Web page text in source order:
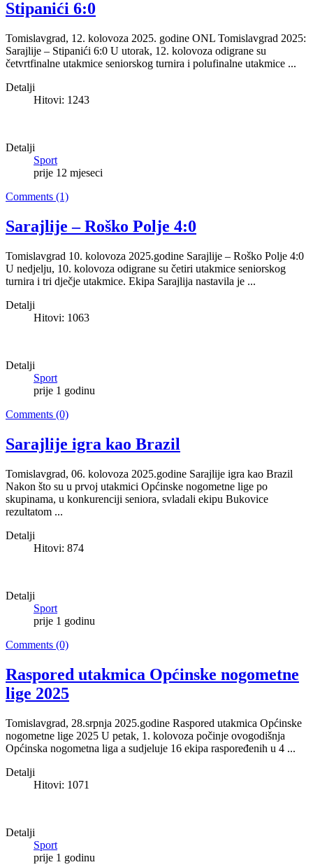
Stipanići 6:0
Tomislavgrad, 12. kolovoza 2025. godine ONL Tomislavgrad 2025:
Sarajlije – Stipanići 6:0 U utorak, 12. kolovoza odigrane su
četvrtfinalne utakmice seniorskog turnira i polufinalne utakmice ...
Detalji
Hitovi: 1243
Detalji
Sport
prije 12 mjeseci
Comments (1)
Sarajlije – Roško Polje 4:0
Tomislavgrad 10. kolovoza 2025.godine Sarajlije – Roško Polje 4:0
U nedjelju, 10. kolovoza odigrane su četiri utakmice seniorskog
turnira i tri dječje utakmice. Ekipa Sarajlija nastavila je ...
Detalji
Hitovi: 1063
Detalji
Sport
prije 1 godinu
Comments (0)
Sarajlije igra kao Brazil
Tomislavgrad, 06. kolovoza 2025.godine Sarajlije igra kao Brazil
Nakon što su u prvoj utakmici Općinske nogometne lige po
skupinama, u konkurenciji seniora, svladali ekipu Bukovice
rezultatom ...
Detalji
Hitovi: 874
Detalji
Sport
prije 1 godinu
Comments (0)
Raspored utakmica Općinske nogometne
lige 2025
Tomislavgrad, 28.srpnja 2025.godine Raspored utakmica Općinske
nogometne lige 2025 U petak, 1. kolovoza počinje ovogodišnja
Općinska nogometna liga a sudjeluje 16 ekipa raspoređenih u 4 ...
Detalji
Hitovi: 1071
Detalji
Sport
prije 1 godinu